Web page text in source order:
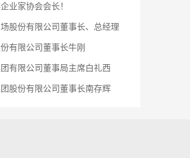
业家协会会长！
股份有限公司董事长、总经理
有限公司董事长牛刚
有限公司董事局主席白礼西
股份有限公司董事长南存辉